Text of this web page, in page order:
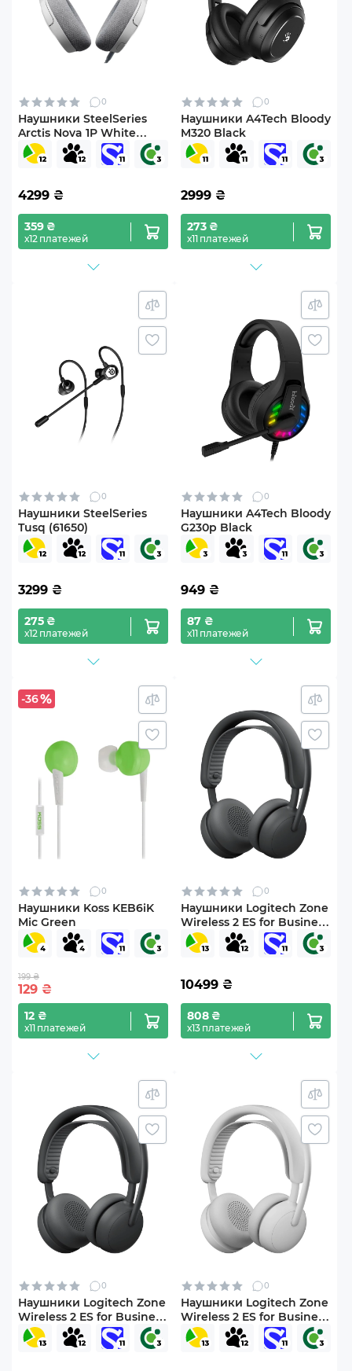
0
Наушники SteelSeries
Arctis Nova 1P White
(SS61612)
4299 ₴
359 ₴
х12 платежей
0
Наушники A4Tech Bloody
M320 Black
2999 ₴
273 ₴
х11 платежей
0
Наушники SteelSeries
Tusq (61650)
3299 ₴
275 ₴
х12 платежей
0
Наушники A4Tech Bloody
G230p Black
949 ₴
87 ₴
х11 платежей
-36
0
Наушники Koss KEB6iK
Mic Green
199 ₴
129 ₴
12 ₴
х11 платежей
0
Наушники Logitech Zone
Wireless 2 ES for Business
Graphite TEAMS version
with receiver (981-001493)
10499 ₴
808 ₴
х13 платежей
0
Наушники Logitech Zone
Wireless 2 ES for Business
Graphite UC version (981-
001498)
0
Наушники Logitech Zone
Wireless 2 ES for Business
Off-White TEAMS version
with receiver (981-001520)